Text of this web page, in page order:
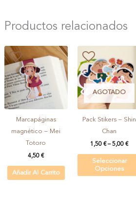
Productos relacionados
Marcapáginas
magnético – Mei
Totoro
4,50€
Añadir Al Carrito
AGOTADO
Pack Stikers – Shin
Chan
1,50 €–5,00 €
Seleccionar
Opciones